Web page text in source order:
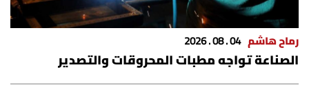
رماح هاشم 04 . 08 . 2026
الصناعة تواجه مطبات المحروقات والتصدير